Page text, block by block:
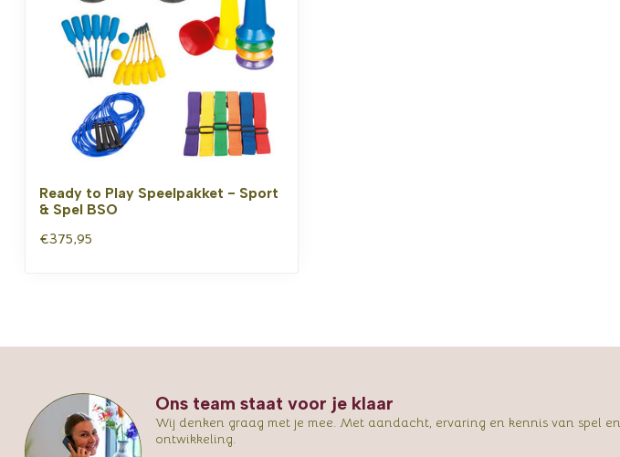
Ready to Play Speelpakket - Sport
& Spel BSO
€375,95
Ons team staat voor je klaar
Wij denken graag met je mee. Met aandacht, ervaring en kennis van spel en
ontwikkeling.